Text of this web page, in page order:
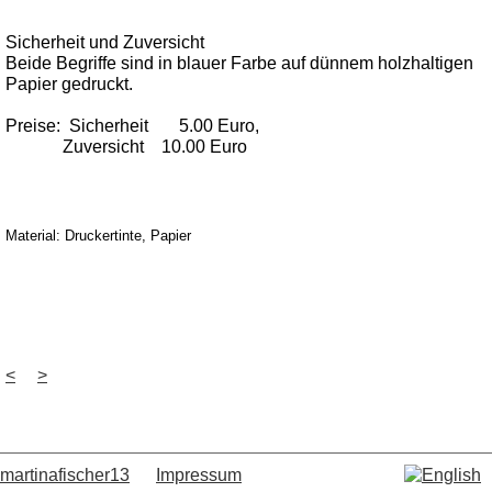
Sicherheit und Zuversicht
Beide Begriffe sind in blauer Farbe auf dünnem holzhaltigen
Papier gedruckt.
Preise: Sicherheit 5.00 Euro,
Zuversicht 10.00 Euro
Material: Druckertinte, Papier
< >
martinafischer13 Impressum